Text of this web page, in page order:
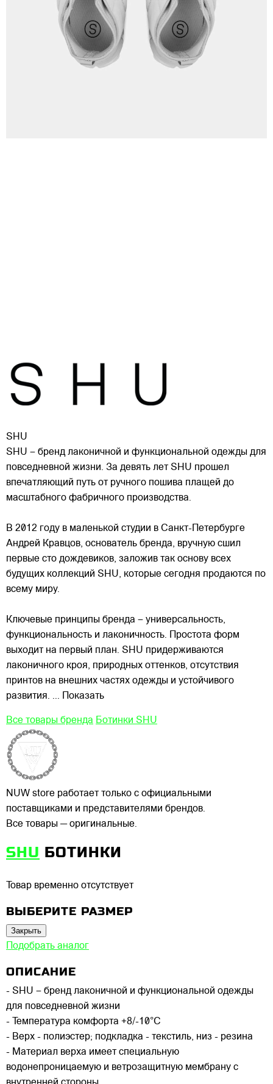
SHU
SHU – бренд лаконичной и функциональной одежды для
повседневной жизни. За девять лет SHU прошел
впечатляющий путь от ручного пошива плащей до
масштабного фабричного производства.
В 2012 году в маленькой студии в Санкт-Петербурге
Андрей Кравцов, основатель бренда, вручную сшил
первые сто дождевиков, заложив так основу всех
будущих коллекций SHU, которые сегодня продаются по
всему миру.
Ключевые принципы бренда – универсальность,
функциональность и лаконичность. Простота форм
выходит на первый план. SHU придерживаются
лаконичного кроя, природных оттенков, отсутствия
принтов на внешних частях одежды и устойчивого
развития. ... Показать
Все товары бренда Ботинки SHU
NUW store работает только с официальными
поставщиками и представителями брендов.
Все товары — оригинальные.
SHU БОТИНКИ
Товар временно отсутствует
ВЫБЕРИТЕ РАЗМЕР
Закрыть
Подобрать аналог
ОПИСАНИЕ
- SHU – бренд лаконичной и функциональной одежды
для повседневной жизни
- Температура комфорта +8/-10°C
- Верх - полиэстер; подкладка - текстиль, низ - резина
- Материал верха имеет специальную
водонепроницаемую и ветрозащитную мембрану с